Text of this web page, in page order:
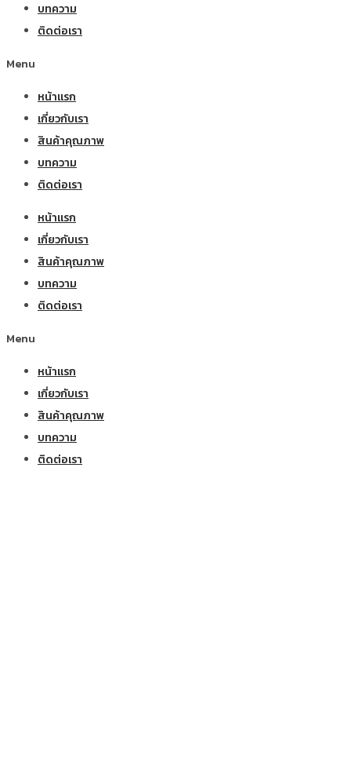
บทความ
ติดต่อเรา
Menu
หน้าแรก
เกี่ยวกับเรา
สินค้าคุณภาพ
บทความ
ติดต่อเรา
หน้าแรก
เกี่ยวกับเรา
สินค้าคุณภาพ
บทความ
ติดต่อเรา
Menu
หน้าแรก
เกี่ยวกับเรา
สินค้าคุณภาพ
บทความ
ติดต่อเรา